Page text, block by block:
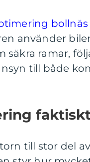
bollnäs
använder
säkra ramar,
till både
till stor del